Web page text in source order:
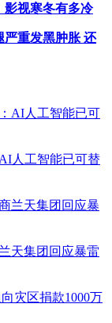
影视寒冬有多冷
严重发黑肿胀 还
人工智能已可替
天集团回应暴雷